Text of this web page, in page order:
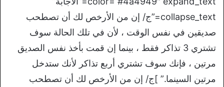
collapse_text=”ج/ إن من الأرخص لك أن تصطحب
صديقين في نفس الوقت ، لأن في تلك الحالة سوف
تشتري 3 تذاكر فقط ، بينما إن قمت بأخذ نفس الصديق
مرتين ، فإنك سوف تشتري أربع تذاكر لأنك ستدخل
مرتين السينما.” ]ج/ إن من الأرخص لك أن تصطحب